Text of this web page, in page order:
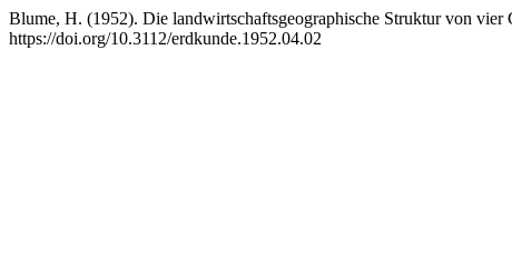
Blume, H. (1952). Die landwirtschaftsgeographische Struktur von
https://doi.org/10.3112/erdkunde.1952.04.02